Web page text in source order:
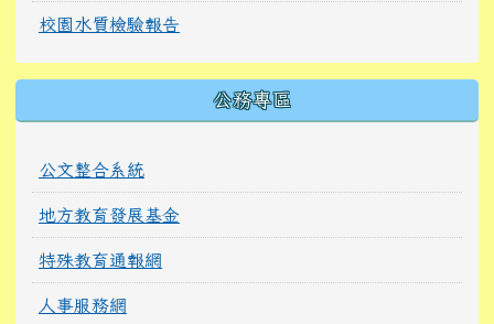
校園水質檢驗報告
公務專區
公文整合系統
地方教育發展基金
特殊教育通報網
人事服務網